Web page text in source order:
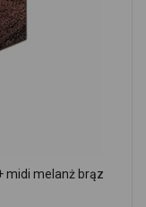
midi melanż brąz